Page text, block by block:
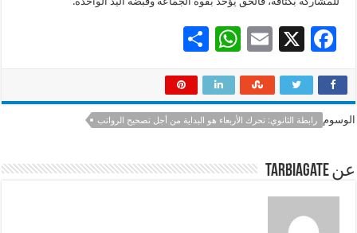
F
e
b
o
k
X
E
ai
l
W
at
sA
p
ar
e
الوسوم رابطة الثانوي: تحرك الأربعاء هو البداية من أجل تصحيح الرواتب
عن tarbiagate